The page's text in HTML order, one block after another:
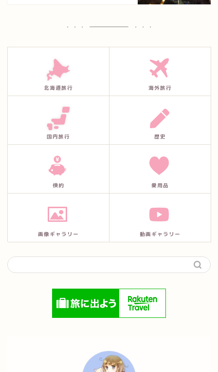
北海道旅行 海外旅行
国内旅行 歴史
倹約 愛用品
画像ギャラリー 動画ギャラリー